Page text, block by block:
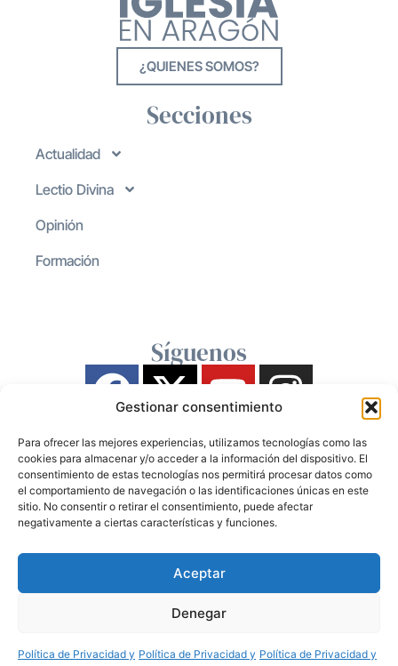
Gestionar consentimiento
Para ofrecer las mejores experiencias, utilizamos tecnologías como las
cookies para almacenar y/o acceder a la información del dispositivo. El
consentimiento de estas tecnologías nos permitirá procesar datos como
el comportamiento de navegación o las identificaciones únicas en este
sitio. No consentir o retirar el consentimiento, puede afectar
negativamente a ciertas características y funciones.
Aceptar
Denegar
Política de Privacidad y Política de Privacidad y Política de Privacidad y
¿QUIENES SOMOS?
Secciones
Actualidad
Lectio Divina
Opinión
Formación
Síguenos